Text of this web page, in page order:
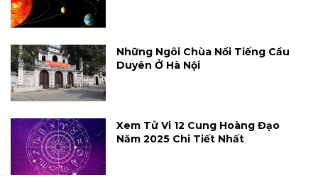
Những Ngôi Chùa Nổi Tiếng Cầu
Duyên Ở Hà Nội
Xem Tử Vi 12 Cung Hoàng Đạo
Năm 2025 Chi Tiết Nhất